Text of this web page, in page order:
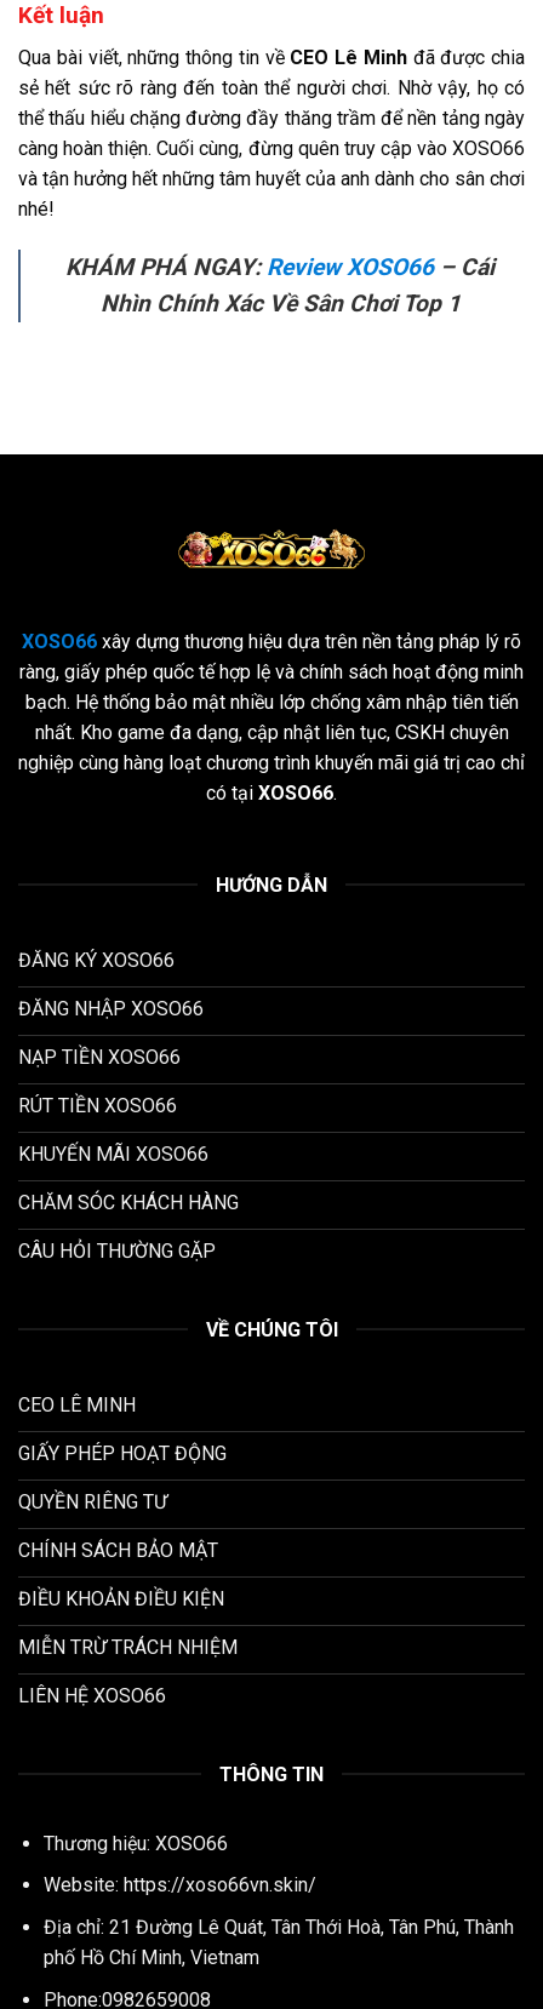
Kết luận
Qua bài viết, những thông tin về CEO Lê Minhđã được chia
sẻ hết sức rõ ràng đến toàn thể người chơi. Nhờ vậy, họ có
thể thấu hiểu chặng đường đầy thăng trầm để nền tảng ngày
càng hoàn thiện. Cuối cùng, đừng quên truy cập vào XOSO66
và tận hưởng hết những tâm huyết của anh dành cho sân chơi
nhé!
KHÁM PHÁ NGAY:Review XOSO66– Cái
Nhìn Chính Xác Về Sân Chơi Top 1
XOSO66 xây dựng thương hiệu dựa trên nền tảng pháp lý rõ
ràng, giấy phép quốc tế hợp lệ và chính sách hoạt động minh
bạch. Hệ thống bảo mật nhiều lớp chống xâm nhập tiên tiến
nhất. Kho game đa dạng, cập nhật liên tục, CSKH chuyên
nghiệp cùng hàng loạt chương trình khuyến mãi giá trị cao chỉ
có tại XOSO66.
HƯỚNG DẪN
ĐĂNG KÝ XOSO66
ĐĂNG NHẬP XOSO66
NẠP TIỀN XOSO66
RÚT TIỀN XOSO66
KHUYẾN MÃI XOSO66
CHĂM SÓC KHÁCH HÀNG
CÂU HỎI THƯỜNG GẶP
VỀ CHÚNG TÔI
CEO LÊ MINH
GIẤY PHÉP HOẠT ĐỘNG
QUYỀN RIÊNG TƯ
CHÍNH SÁCH BẢO MẬT
ĐIỀU KHOẢN ĐIỀU KIỆN
MIỄN TRỪ TRÁCH NHIỆM
LIÊN HỆ XOSO66
THÔNG TIN
Thương hiệu: XOSO66
Website: https://xoso66vn.skin/
Địa chỉ: 21 Đường Lê Quát, Tân Thới Hoà, Tân Phú, Thành
phố Hồ Chí Minh, Vietnam
Phone:0982659008